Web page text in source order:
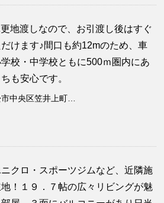
地渡しなので、お引渡し後はすぐ
けます♪間口も約12mのため、車
校・中学校ともに500ｍ圏内にあ
も安心です。
市中央区笠井上町…
クロ・スポーツジムなど、近隣施
！１９．７帖の広々リビングが魅